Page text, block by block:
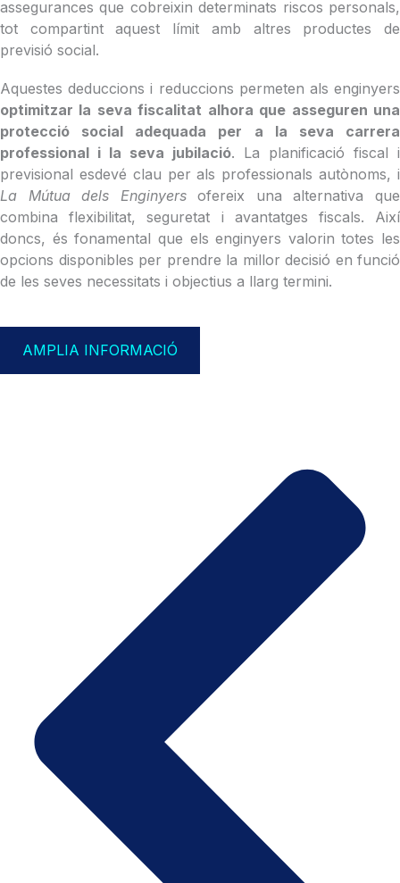
assegurances que cobreixin determinats riscos personals,
tot compartint aquest límit amb altres productes de
previsió social.
Aquestes deduccions i reduccions permeten als enginyers
optimitzar la seva fiscalitat alhora que asseguren una
protecció social adequada per a la seva carrera
professional i la seva jubilació. La planificació fiscal i
previsional esdevé clau per als professionals autònoms, i
La Mútua dels Enginyersofereix una alternativa que
combina flexibilitat, seguretat i avantatges fiscals. Així
doncs, és fonamental que els enginyers valorin totes les
opcions disponibles per prendre la millor decisió en funció
de les seves necessitats i objectius a llarg termini.
AMPLIA INFORMACIÓ